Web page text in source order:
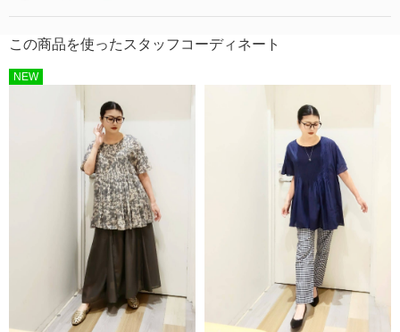
この商品を使ったスタッフコーディネート
NEW